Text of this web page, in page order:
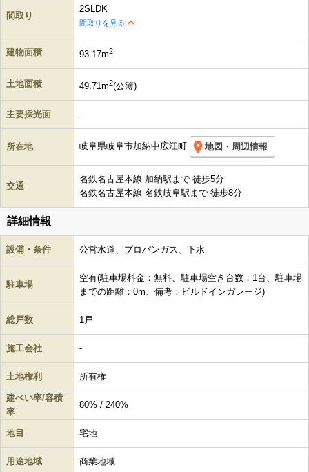
間取り
2SLDK
間取りを見る
建物面積 93.17m2
土地面積 49.71m2(公簿)
主要採光面 -
所在地 岐阜県岐阜市加納中広江町 地図・周辺情報
交通
名鉄名古屋本線 加納駅まで 徒歩5分
名鉄名古屋本線 名鉄岐阜駅まで 徒歩8分
詳細情報
設備・条件 公営水道、プロパンガス、下水
駐車場
空有(駐車場料金：無料、駐車場空き台数：1台、駐車場
までの距離：0m、備考：ビルドインガレージ)
総戸数 1戸
施工会社 -
土地権利 所有権
建ぺい率/容積
率
80% / 240%
地目 宅地
用途地域 商業地域